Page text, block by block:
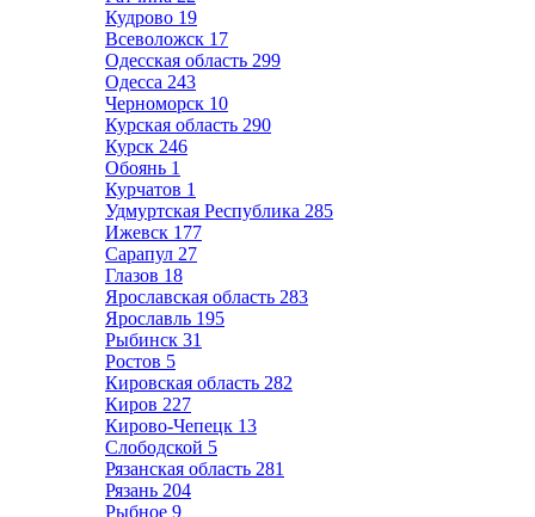
Кудрово 19
Всеволожск 17
Одесская область 299
Одесса 243
Черноморск 10
Курская область 290
Курск 246
Обоянь 1
Курчатов 1
Удмуртская Республика 285
Ижевск 177
Сарапул 27
Глазов 18
Ярославская область 283
Ярославль 195
Рыбинск 31
Ростов 5
Кировская область 282
Киров 227
Кирово-Чепецк 13
Слободской 5
Рязанская область 281
Рязань 204
Рыбное 9